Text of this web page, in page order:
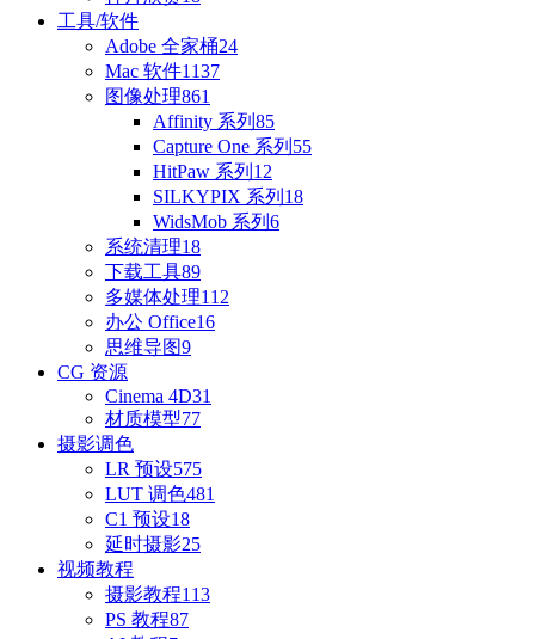
工具/软件
Adobe 全家桶24
Mac 软件1137
图像处理861
Affinity 系列 85
Capture One 系列 55
HitPaw 系列 12
SILKYPIX 系列 18
WidsMob 系列 6
系统清理18
下载工具89
多媒体处理112
办公 Office16
思维导图9
CG 资源
Cinema 4D31
材质模型77
摄影调色
LR 预设575
LUT 调色481
C1 预设18
延时摄影25
视频教程
摄影教程113
PS 教程87